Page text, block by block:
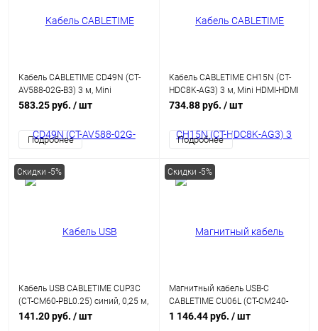
Кабель CABLETIME CD49N (CT-
AV588-02G-B3) 3 м, Mini
DisplayPort - DisplayPort, адаптер
черный
583.25 руб. / шт
Подробнее
Кабель CABLETIME CH15N (CT-
HDC8K-AG3) 3 м, Mini HDMI-HDMI
8K60Hz
734.88 руб. / шт
Подробнее
Скидки -5%
Кабель USB CABLETIME CUP3C
(CT-CM60-PBL0.25) cиний, 0,25 м,
60 Вт
141.20 руб. / шт
Скидки -5%
Магнитный кабель USB-C
CABLETIME CU06L (CT-CM240-
MZO2) оранжевый, быстрого
1 146.44 руб. / шт